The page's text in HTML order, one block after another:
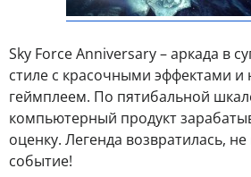
Sky Force Anniversary – аркада в
стиле с красочными эффектами
геймплеем. По пятибальной
компьютерный продукт
оценку. Легенда возвратилась,
событие!